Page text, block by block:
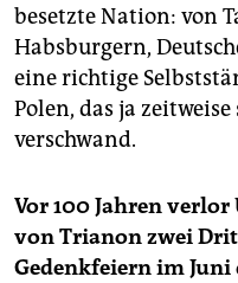
besetzte Nation: von
Habsburgern,
eine richtige
Polen, das ja
verschwand.
Vor 100 Jahren
von Trianon zwei
Gedenkfeiern im